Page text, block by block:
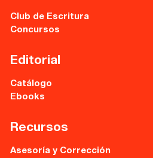
Escríbenos
Guía Rápida
Dónde estamos
Sede central:
28014 Madrid
Club de Escritura
Concursos
Editorial
Catálogo
Ebooks
Recursos
Asesoría y Corrección